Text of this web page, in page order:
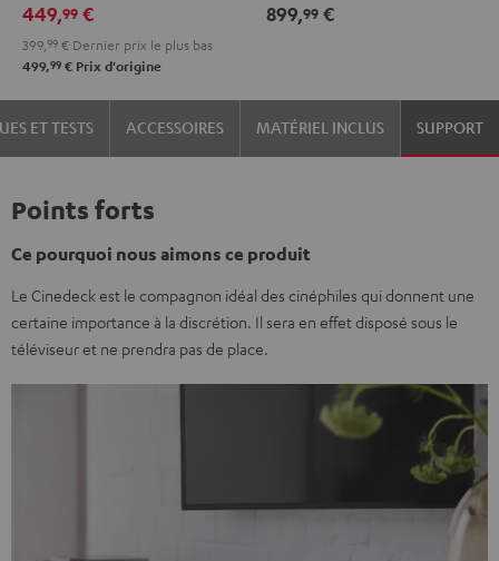
449,99 €
399, 99 € Dernier prix le plus bas
499,99 € Prix d'origine
899,99 €
ET TESTS ACCESSOIRES MATÉRIEL INCLUS SUPPORT
Points forts
Ce pourquoi nous aimons ce produit
Le Cinedeck est le compagnon idéal des cinéphiles qui donnent une
certaine importance à la discrétion. Il sera en effet disposé sous le
téléviseur et ne prendra pas de place.